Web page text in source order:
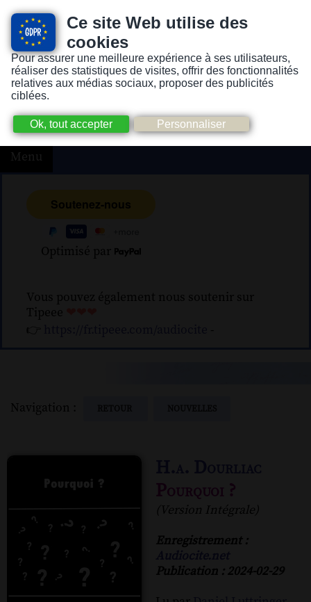
Ce site Web utilise des
cookies
Pour assurer une meilleure expérience à ses utilisateurs,
réaliser des statistiques de visites, offrir des fonctionnalités
relatives aux médias sociaux, proposer des publicités
ciblées.
Version pour personnes mal-voyantes ou non-voyantes
Menu
Optimisé par
Vous pouvez également nous soutenir sur
Tipeee
👉
-
Navigation :
Pourquoi ?
(Version Intégrale)
Enregistrement :
Publication : 2024-02-29